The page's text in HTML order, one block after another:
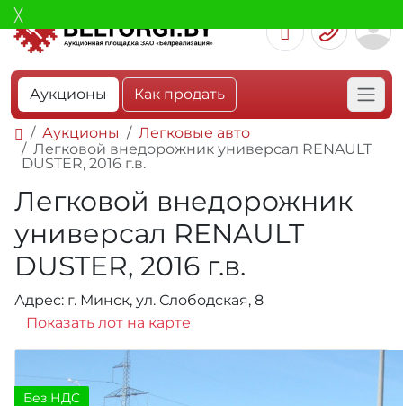
Аукционы Как продать
Аукционы
Легковые авто
Легковой внедорожник универсал RENAULT
DUSTER, 2016 г.в.
Легковой внедорожник
универсал RENAULT
DUSTER, 2016 г.в.
Адрес: г. Минск, ул. Слободская, 8
Показать лот на карте
Без НДС